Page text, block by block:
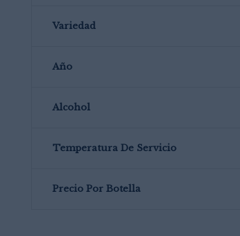
Variedad
Año
Alcohol
Temperatura De Servicio
Precio Por Botella